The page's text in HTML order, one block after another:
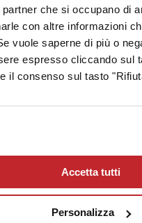
che si occupano di
con altre informazioni
vuole saperne di più o
espresso cliccando sul
il consenso sul tasto
Accetta tutti
Personalizza
(MO) - Italy